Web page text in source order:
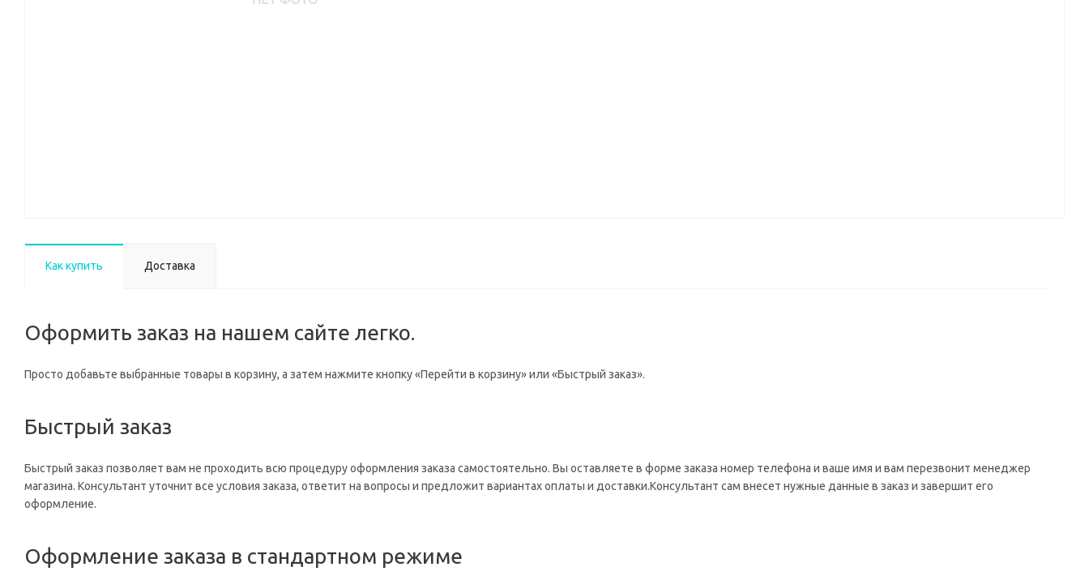
Как купить Доставка
Оформить заказ на нашем сайте легко.
Просто добавьте выбранные товары в корзину, а затем нажмите кнопку «Перейти в корзину» или «Быстрый заказ».
Быстрый заказ
Быстрый заказ позволяет вам не проходить всю процедуру оформления заказа самостоятельно. Вы оставляете в форме заказа номер телефона и ваше имя и вам перезвонит менеджер
магазина. Консультант уточнит все условия заказа, ответит на вопросы и предложит вариантах оплаты и доставки.Консультант сам внесет нужные данные в заказ и завершит его
оформление.
Оформление заказа в стандартном режиме